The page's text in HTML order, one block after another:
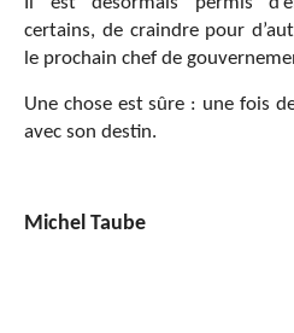
certains, de craindre pour
le prochain chef de
Une chose est sûre : une fois
avec son destin.
Michel Taube